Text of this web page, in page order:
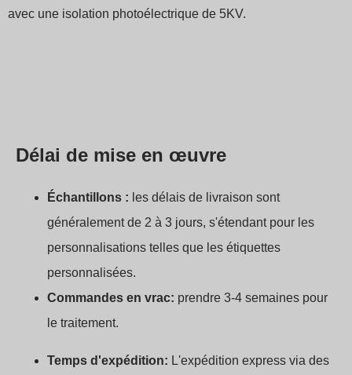
avec une isolation photoélectrique de 5KV.
Délai de mise en œuvre
Échantillons : les délais de livraison sont
généralement de 2 à 3 jours, s'étendant pour les
personnalisations telles que les étiquettes
personnalisées.
Commandes en vrac: prendre 3-4 semaines pour
le traitement.
Temps d'expédition: L'expédition express via des